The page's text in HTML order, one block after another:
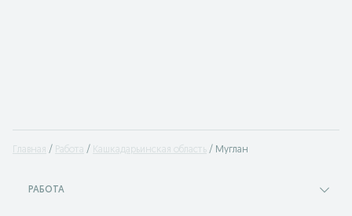
Главная Работа Кашкадарьинская область Муглан
РАБОТА